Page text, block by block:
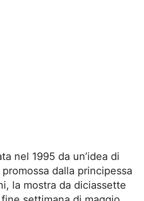
nel 1995 da un’idea di
dalla principessa
la mostra da diciassette